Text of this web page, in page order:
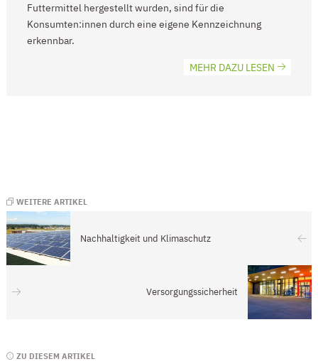
Futtermittel hergestellt wurden, sind für die
Konsumten:innen durch eine eigene Kennzeichnung
erkennbar.
MEHR DAZU LESEN
WEITERE ARTIKEL
Nachhaltigkeit und Klimaschutz
Versorgungssicherheit
ZU DIESEM ARTIKEL